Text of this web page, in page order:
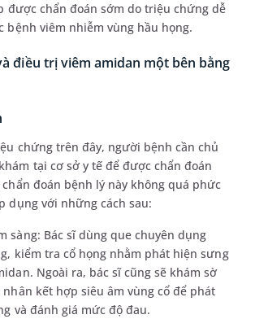
được chẩn đoán sớm do triệu chứng dễ
bệnh viêm nhiễm vùng hầu họng.
điều trị viêm amidan một bên bằng
chứng trên đây, người bệnh cần chủ
tại cơ sở y tế để được chẩn đoán
đoán bệnh lý này không quá phức
dụng với những cách sau:
sàng: Bác sĩ dùng que chuyên dụng
kiểm tra cổ họng nhằm phát hiện sưng
Ngoài ra, bác sĩ cũng sẽ khám sờ
kết hợp siêu âm vùng cổ để phát
và đánh giá mức độ đau.